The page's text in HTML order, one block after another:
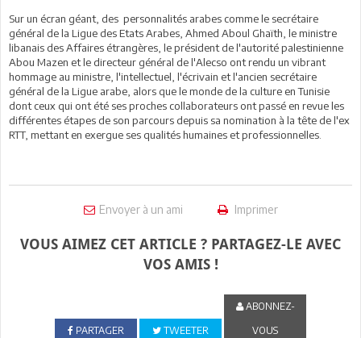
Sur un écran géant, des personnalités arabes comme le secrétaire
général de la Ligue des Etats Arabes, Ahmed Aboul Ghaïth, le ministre
libanais des Affaires étrangères, le président de l'autorité palestinienne
Abou Mazen et le directeur général de l'Alecso ont rendu un vibrant
hommage au ministre, l'intellectuel, l'écrivain et l'ancien secrétaire
général de la Ligue arabe, alors que le monde de la culture en Tunisie
dont ceux qui ont été ses proches collaborateurs ont passé en revue les
différentes étapes de son parcours depuis sa nomination à la tête de l'ex
RTT, mettant en exergue ses qualités humaines et professionnelles.
Envoyer à un ami Imprimer
VOUS AIMEZ CET ARTICLE ? PARTAGEZ-LE AVEC
VOS AMIS !
PARTAGER TWEETER
ABONNEZ-
VOUS